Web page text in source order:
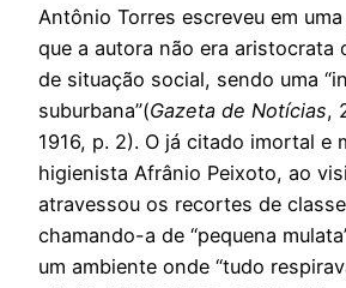
Antônio Torres escreveu em
que a autora não era aristocrata
de situação social, sendo uma
suburbana”(Gazeta de Notícias,
1916, p. 2). O já citado imortal e
higienista Afrânio Peixoto, ao
atravessou os recortes de
chamando-a de “pequena
um ambiente onde “tudo